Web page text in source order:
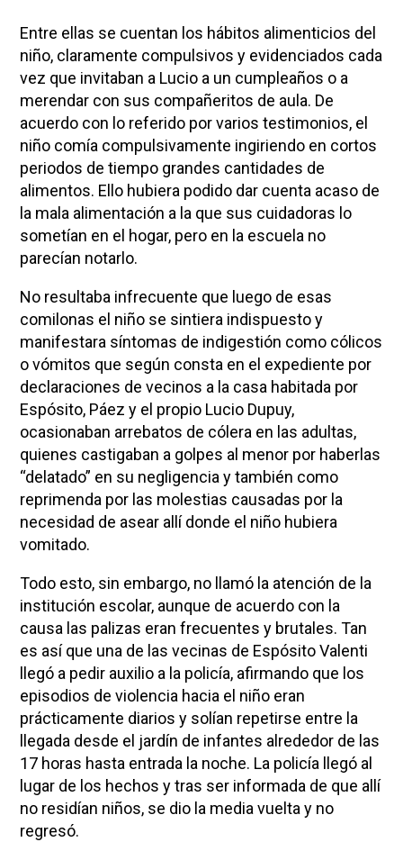
Entre ellas se cuentan los hábitos alimenticios del
niño, claramente compulsivos y evidenciados cada
vez que invitaban a Lucio a un cumpleaños o a
merendar con sus compañeritos de aula. De
acuerdo con lo referido por varios testimonios, el
niño comía compulsivamente ingiriendo en cortos
periodos de tiempo grandes cantidades de
alimentos. Ello hubiera podido dar cuenta acaso de
la mala alimentación a la que sus cuidadoras lo
sometían en el hogar, pero en la escuela no
parecían notarlo.
No resultaba infrecuente que luego de esas
comilonas el niño se sintiera indispuesto y
manifestara síntomas de indigestión como cólicos
o vómitos que según consta en el expediente por
declaraciones de vecinos a la casa habitada por
Espósito, Páez y el propio Lucio Dupuy,
ocasionaban arrebatos de cólera en las adultas,
quienes castigaban a golpes al menor por haberlas
“delatado” en su negligencia y también como
reprimenda por las molestias causadas por la
necesidad de asear allí donde el niño hubiera
vomitado.
Todo esto, sin embargo, no llamó la atención de la
institución escolar, aunque de acuerdo con la
causa las palizas eran frecuentes y brutales. Tan
es así que una de las vecinas de Espósito Valenti
llegó a pedir auxilio a la policía, afirmando que los
episodios de violencia hacia el niño eran
prácticamente diarios y solían repetirse entre la
llegada desde el jardín de infantes alrededor de las
17 horas hasta entrada la noche. La policía llegó al
lugar de los hechos y tras ser informada de que allí
no residían niños, se dio la media vuelta y no
regresó.